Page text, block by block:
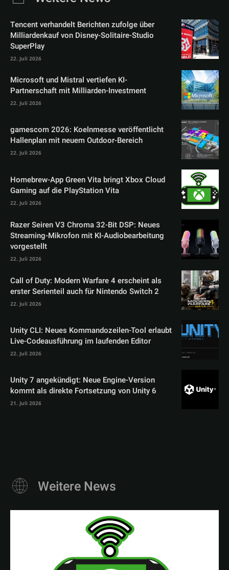
Tencent verhandelt Berichten zufolge über
Milliardenkauf von Disney-Solitaire-Studio
SuperPlay
22. Juli 2026
Microsoft und Mistral vertiefen KI-
Partnerschaft mit Milliarden-Investment
22. Juli 2026
gamescom 2026: Koelnmesse veröffentlicht
Hallenplan mit neuem Outdoor-Bereich
22. Juli 2026
Homebrew-App Green Vita bringt Xbox Cloud
Gaming auf die PlayStation Vita
22. Juli 2026
Razer Seiren V3 Chroma 32-Bit DSP: Neues
Streaming-Mikrofon mit KI-Audiobearbeitung
vorgestellt
22. Juli 2026
Call of Duty: Modern Warfare 4 erscheint als
erster Serienteil auch für Nintendo Switch 2
22. Juli 2026
Unity CLI: Neues Kommandozeilen-Tool erlaubt
Live-Codeausführung im laufenden Editor
22. Juli 2026
Unity 7 angekündigt: Neue Engine-Version
kommt als direkte Fortsetzung von Unity 6
21. Juli 2026
Weitere News